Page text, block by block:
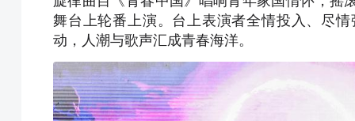
舞台上轮番上演。台上表演者全情投入、尽
动，人潮与歌声汇成青春海洋。